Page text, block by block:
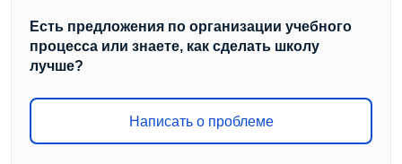
Есть предложения по организации учебного
процесса или знаете, как сделать школу
лучше?
Написать о проблеме